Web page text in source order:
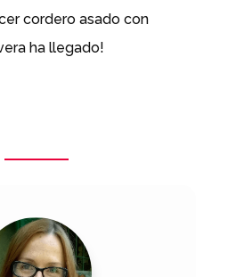
cordero asado con
ha llegado!